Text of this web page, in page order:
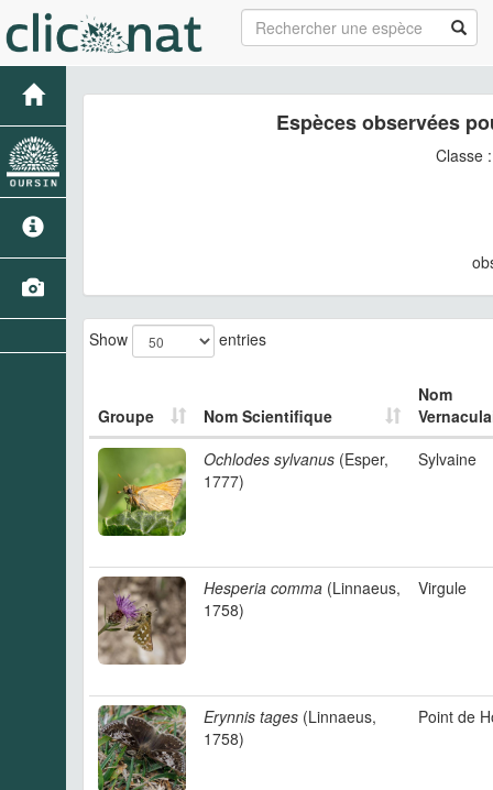
Espèces observées
Classe
Show entries
Groupe Nom Scientifique
Nom
Ochlodes sylvanus (Esper,
1777)
Sylvaine
Hesperia comma (Linnaeus,
1758)
Virgule
Erynnis tages (Linnaeus,
1758)
Point de